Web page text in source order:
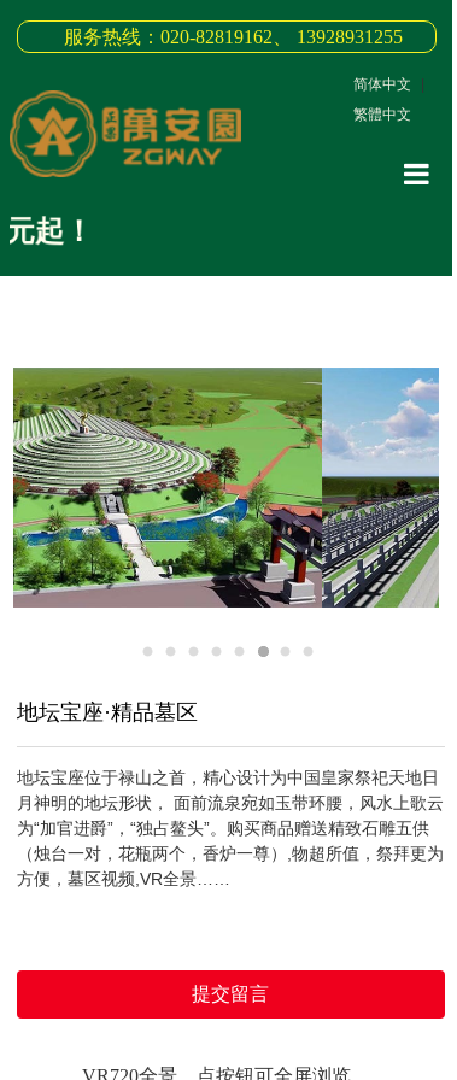
墓
缅
联系
服务热线：020-82819162、 13928931255
简体中文
繁體中文
！
地坛宝座·精品墓区
地坛宝座位于禄山之首，精心设计为中国皇家祭祀天地日
月神明的地坛形状， 面前流泉宛如玉带环腰，风水上歌云
为“加官进爵”，“独占鳌头”。购买商品赠送精致石雕五供
（烛台一对，花瓶两个，香炉一尊）,物超所值，祭拜更为
方便，墓区视频,VR全景……
提交留言
VR720全景，点按钮可全屏浏览。